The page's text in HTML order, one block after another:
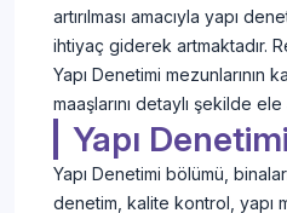
artırılması amacıyla yapı
ihtiyaç giderek artmaktadır.
Yapı Denetimi mezunlarının
maaşlarını detaylı şekilde ele
Yapı
Yapı Denetimi bölümü,
denetim, kalite kontrol, yapı